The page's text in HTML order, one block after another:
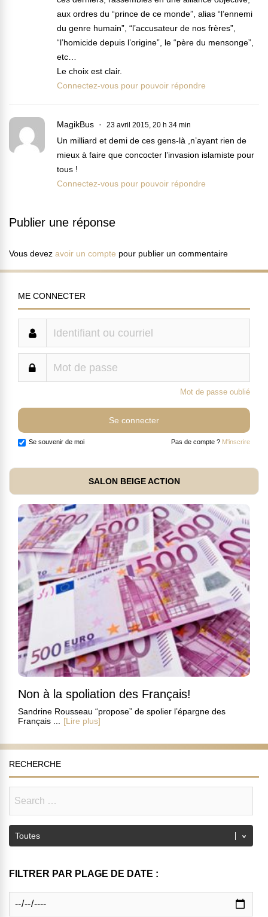
aux ordres du “prince de ce monde”, alias “l’ennemi
du genre humain”, “l’accusateur de nos frères”,
“l’homicide depuis l’origine”, le “père du mensonge”,
etc…
Le choix est clair.
Connectez-vous pour pouvoir répondre
MagikBus 23 avril 2015, 20 h 34 min
Un milliard et demi de ces gens-là ,n’ayant rien de
mieux à faire que concocter l’invasion islamiste pour
tous !
Connectez-vous pour pouvoir répondre
Publier une réponse
Vous devez avoir un compte pour publier un commentaire
ME CONNECTER
Mot de passe oublié
Se souvenir de moi Pas de compte ? M'inscrire
SALON BEIGE ACTION
Non à la spoliation des Français!
Sandrine Rousseau “propose” de spolier l’épargne des
Français ...
[Lire plus]
RECHERCHE
FILTRER PAR PLAGE DE DATE :